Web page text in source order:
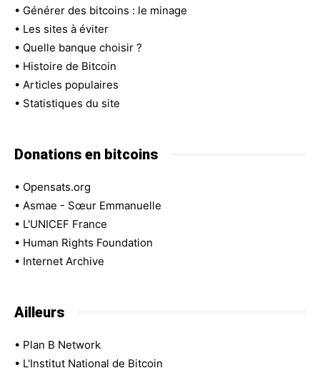
• Générer des bitcoins : le minage
• Les sites à éviter
• Quelle banque choisir ?
• Histoire de Bitcoin
• Articles populaires
• Statistiques du site
Donations en bitcoins
• Opensats.org
• Asmae - Sœur Emmanuelle
• L'UNICEF France
• Human Rights Foundation
• Internet Archive
Ailleurs
• Plan B Network
• L'Institut National de Bitcoin